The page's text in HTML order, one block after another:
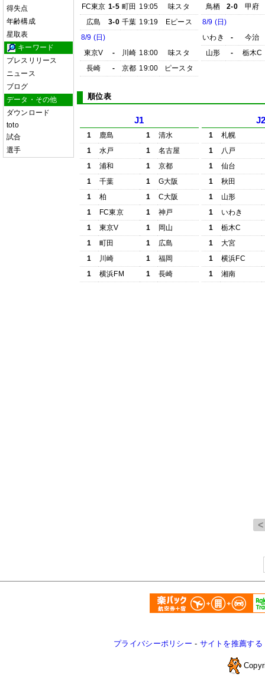
得失点
年齢構成
星取表
キーワード
プレスリリース
ニュース
ブログ
データ・その他
ダウンロード
toto
試合
選手
FC東京 1-5 町田 19:05
味スタ
広島
3-0 千葉 19:19
Eピース
8/9 (日)
東京V
- 川崎 18:00
味スタ
長崎
- 京都 19:00 ピースタ
鳥栖
2-0
甲府
8/9 (日)
いわき
-
今治
山形
- 栃木C
順位表
J1
1 鹿島 1
清水
1
水戸 1
名古屋
1
浦和 1
京都
1
千葉 1
G大阪
1
柏 1
C大阪
1
FC東京 1
神戸
1
東京V 1
岡山
1
町田 1
広島
1
川崎 1
福岡
1
横浜FM 1 長崎
1
札幌
1
八戸
1
仙台
1
秋田
1
山形
1
いわき
1
栃木C
1
大宮
1
横浜FC
1
湘南
プライバシーポリシー - サイトを推薦する